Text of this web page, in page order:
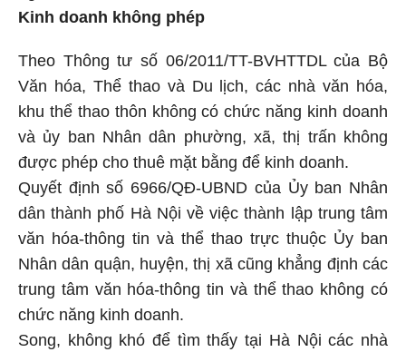
Kinh doanh không phép
Theo Thông tư số 06/2011/TT-BVHTTDL của Bộ
Văn hóa, Thể thao và Du lịch, các nhà văn hóa,
khu thể thao thôn không có chức năng kinh doanh
và ủy ban Nhân dân phường, xã, thị trấn không
được phép cho thuê mặt bằng để kinh doanh.
Quyết định số 6966/QĐ-UBND của Ủy ban Nhân
dân thành phố Hà Nội về việc thành lập trung tâm
văn hóa-thông tin và thể thao trực thuộc Ủy ban
Nhân dân quận, huyện, thị xã cũng khẳng định các
trung tâm văn hóa-thông tin và thể thao không có
chức năng kinh doanh.
Song, không khó để tìm thấy tại Hà Nội các nhà